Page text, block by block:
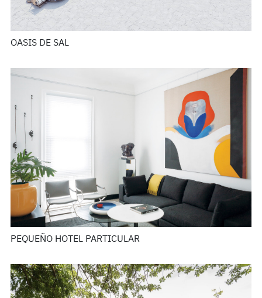
OASIS DE SAL
PEQUEÑO HOTEL PARTICULAR